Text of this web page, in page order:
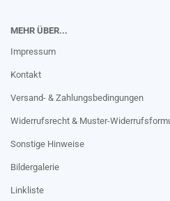
MEHR ÜBER...
Impressum
Kontakt
Versand- & Zahlungsbedingungen
Widerrufsrecht & Muster-
Sonstige Hinweise
Bildergalerie
Linkliste